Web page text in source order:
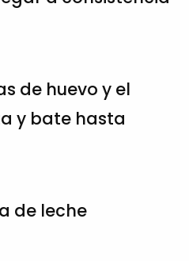
de huevo y el
y bate hasta
de leche